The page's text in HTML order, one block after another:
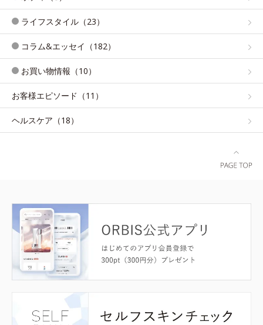
ライフスタイル（23）
コラム&エッセイ（182）
お買い物情報（10）
お客様エピソード（11）
ヘルスケア（18）